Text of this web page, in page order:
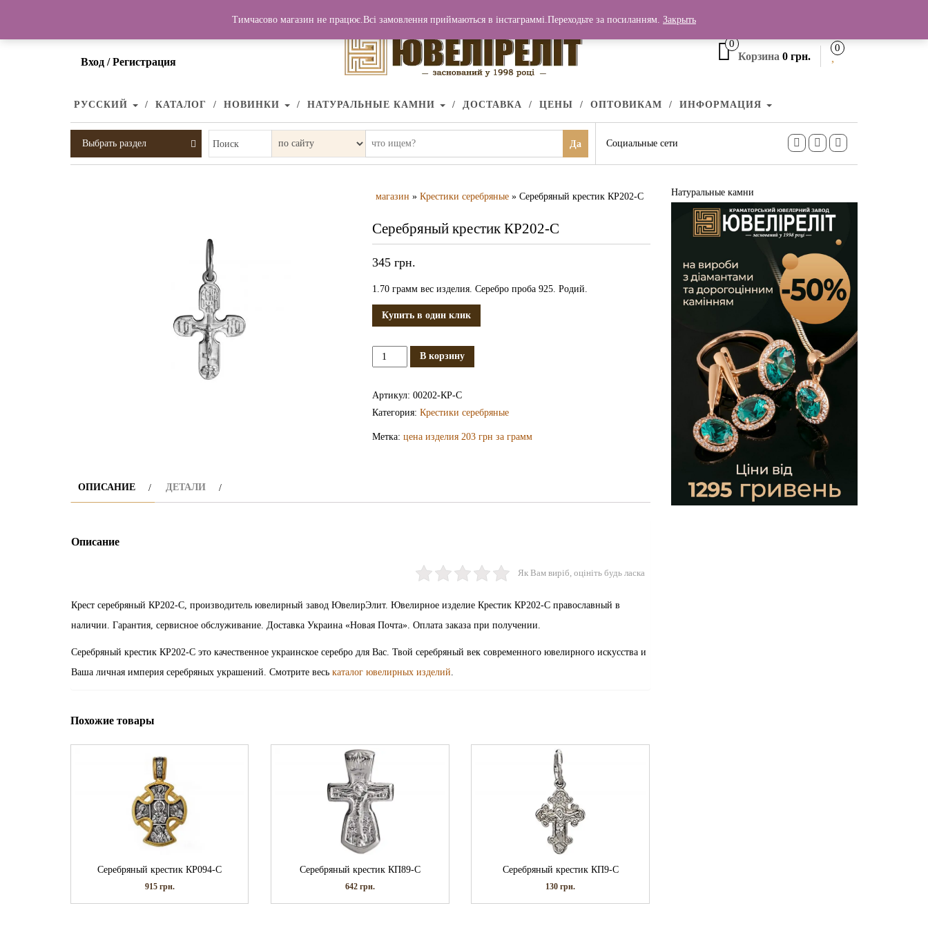
Вход / Регистрация
0
Корзина 0 грн.
0
РУССКИЙ КАТАЛОГ НОВИНКИ НАТУРАЛЬНЫЕ КАМНИ ДОСТАВКА ЦЕНЫ ОПТОВИКАМ ИНФОРМАЦИЯ
Выбрать раздел Поиск Да Социальные сети
магазин » Крестики серебряные » Серебряный крестик КР202-С
Серебряный крестик КР202-С
345 грн.
1.70 грамм вес изделия. Серебро проба 925. Родий.
Купить в один клик
Количество
Серебряный
В корзину
Артикул: 00202-КР-С
Категория: Крестики серебряные
Метка: цена изделия 203 грн за грамм
ОПИСАНИЕ ДЕТАЛИ
Описание
Як Вам виріб, оцініть будь ласка
Крест серебряный КР202-С, производитель ювелирный завод ЮвелирЭлит. Ювелирное изделие Крестик КР202-С православный в
наличии. Гарантия, сервисное обслуживание. Доставка Украина «Новая Почта». Оплата заказа при получении.
Серебряный крестик КР202-С это качественное украинское серебро для Вас. Твой серебряный век современного ювелирного искусства и
Ваша личная империя серебряных украшений. Смотрите весь каталог ювелирных изделий.
Похожие товары
Серебряный крестик КР094-С
915 грн.
Серебряный крестик КП89-С
642 грн.
Серебряный крестик КП9-С
130грн.
Натуральные камни
Тимчасово магазин не працює.Всі замовлення приймаються в інстаграммі.Переходьте за посиланням. Закрыть